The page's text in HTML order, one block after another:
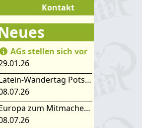
! Kontakt
AGs stellen sich vor
Latein-Wandertag Potsdam
Europa zum Mitmachen – SIMEP 2026 in Stubice